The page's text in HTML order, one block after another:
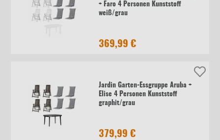
+ Faro 4 Personen Kunststoff
weiß/grau
369,99 €
Jardin Garten-Essgruppe Aruba +
Elise 4 Personen Kunststoff
graphit/grau
379,99 €